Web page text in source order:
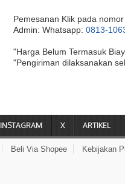
Pemesanan Klik pada
Admin: Whatsapp: 0813-
"Harga Belum Termasuk
"Pengiriman dilaksanakan
INSTAGRAM X ARTIKEL
Beli Via Shopee Kebijakan